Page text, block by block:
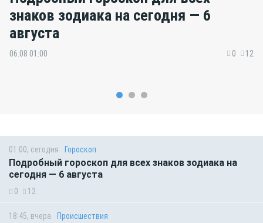
знаков зодиака на сегодня — 6
августа
06.08 01:00 0 12
01:00, сегодня Гороскоп
Подробный гороскоп для всех знаков зодиака на
сегодня — 6 августа
0 12
18:45, вчера Происшествия